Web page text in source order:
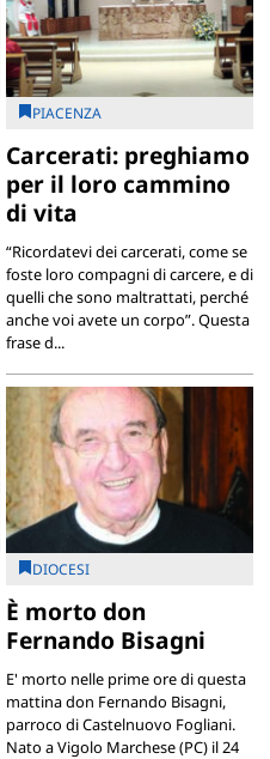
PIACENZA
Carcerati: preghiamo
per il loro cammino
di vita
“Ricordatevi dei carcerati, come se
foste loro compagni di carcere, e di
quelli che sono maltrattati, perché
anche voi avete un corpo”. Questa
frase d...
DIOCESI
È morto don
Fernando Bisagni
E' morto nelle prime ore di questa
mattina don Fernando Bisagni,
parroco di Castelnuovo Fogliani.
Nato a Vigolo Marchese (PC) il 24